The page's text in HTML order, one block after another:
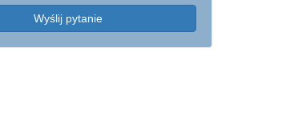
Wyślij pytanie